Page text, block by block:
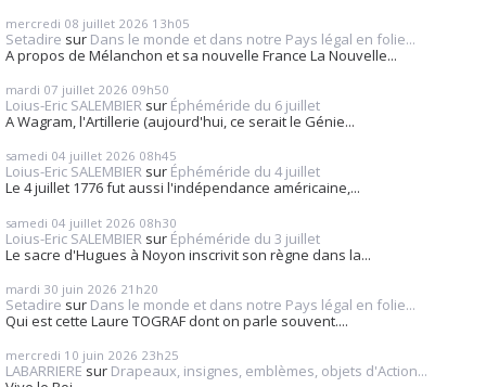
mercredi 08 juillet 2026 13h05
Setadire sur Dans le monde et dans notre Pays légal en folie...
A propos de Mélanchon et sa nouvelle France La Nouvelle...
mardi 07 juillet 2026 09h50
Loius-Eric SALEMBIER sur Éphéméride du 6 juillet
A Wagram, l'Artillerie (aujourd'hui, ce serait le Génie...
samedi 04 juillet 2026 08h45
Loius-Eric SALEMBIER sur Éphéméride du 4 juillet
Le 4 juillet 1776 fut aussi l'indépendance américaine,...
samedi 04 juillet 2026 08h30
Loius-Eric SALEMBIER sur Éphéméride du 3 juillet
Le sacre d'Hugues à Noyon inscrivit son règne dans la...
mardi 30 juin 2026 21h20
Setadire sur Dans le monde et dans notre Pays légal en folie...
Qui est cette Laure TOGRAF dont on parle souvent....
mercredi 10 juin 2026 23h25
LABARRIERE sur Drapeaux, insignes, emblèmes, objets d'Action...